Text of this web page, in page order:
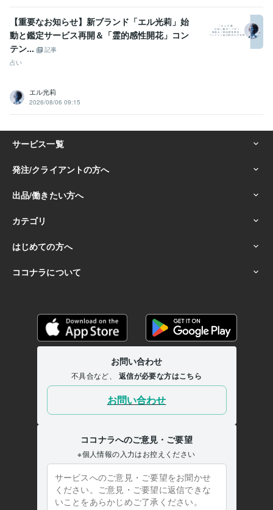
【重要なお知らせ】新ブランド「エル光莉」始
動と鑑定サービス再開＆「霊的感性開花」コン
テン...
記事
占い
エル光莉
2026/08/06 09:15